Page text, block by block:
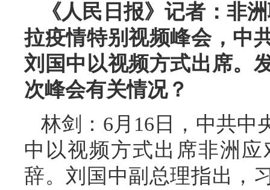
《人民日报》记者：非
拉疫情特别视频峰会，中
刘国中以视频方式出席。
次峰会有关情况？
林剑：6月16日，中共中
中以视频方式出席非洲
辞。刘国中副总理指出，